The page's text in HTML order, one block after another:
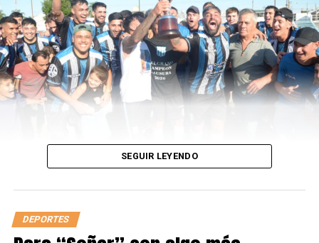
aún está en carrera
SEGUIR LEYENDO
DEPORTES